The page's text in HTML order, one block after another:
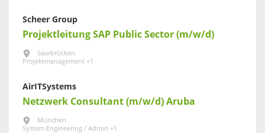
Scheer Group
Projektleitung SAP Public Sector (m/w/d)
Saarbrücken
Projektmanagement +1
AirITSystems
Netzwerk Consultant (m/w/d) Aruba
München
System Engineering / Admin +1